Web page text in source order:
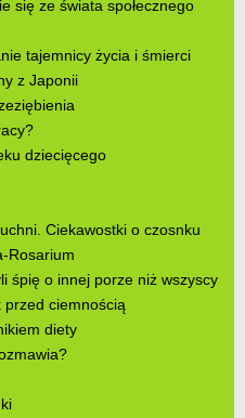
się ze świata społecznego
tajemnicy życia i śmierci
z Japonii
dziecięcego
Ciekawostki o czosnku
Rosarium
śpię o innej porze niż wszyscy
przed ciemnością
diety